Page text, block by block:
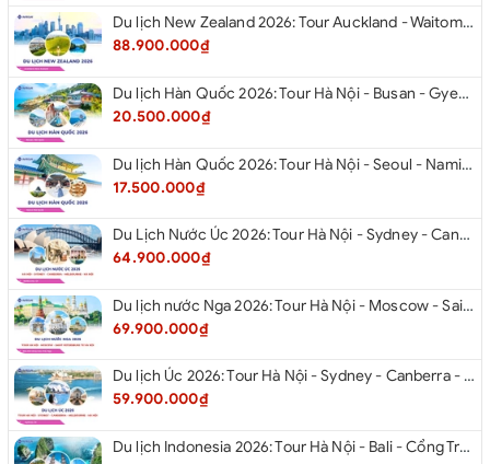
Du lịch New Zealand 2026: Tour Auckland - Waitomo - Taupo - Rotorua - Matamata - Hamilton
88.900.000₫
Du lịch Hàn Quốc 2026: Tour Hà Nội - Busan - Gyeongju - Seoul - Đảo Nami - Tàu Điện Ven Biển Haeundae - Cầu Kính Oryukdo - Làng Văn Hóa Huinnyeoul
20.500.000₫
Du lịch Hàn Quốc 2026: Tour Hà Nội - Seoul - Nami - Everland - Painter Show - Thư Viện Sách
17.500.000₫
Du Lịch Nước Úc 2026: Tour Hà Nội - Sydney - Canberra - Melbourne - Hà Nội
64.900.000₫
Du lịch nước Nga 2026: Tour Hà Nội - Moscow - Saint Petersburg từ Hà Nội
69.900.000₫
Du lịch Úc 2026: Tour Hà Nội - Sydney - Canberra - Melbourne - Hà Nội
59.900.000₫
Du lịch Indonesia 2026: Tour Hà Nội - Bali - Cổng Trời Lempuyang - Swings Bali - Ngắm hoàng hôn biển Jimbaran - Kelingking - Sống Lưng Khủng Long từ Hà Nội